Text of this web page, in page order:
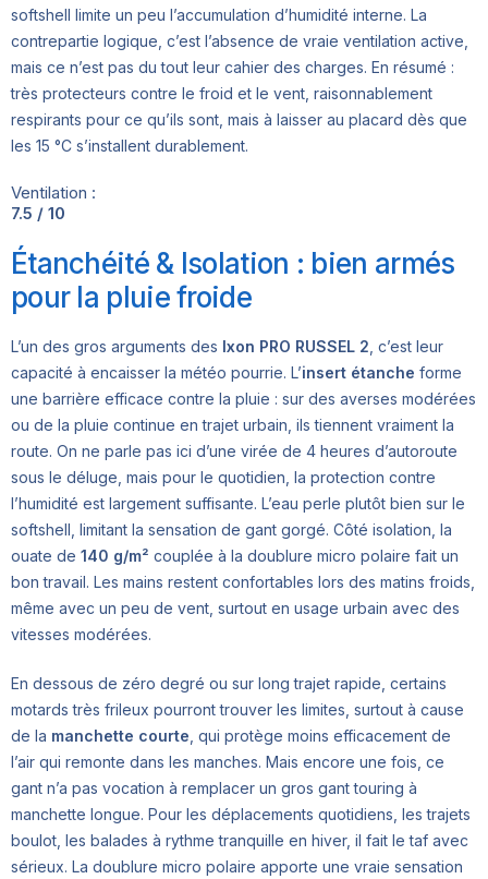
softshell limite un peu l’accumulation d’humidité interne. La
contrepartie logique, c’est l’absence de vraie ventilation active,
mais ce n’est pas du tout leur cahier des charges. En résumé :
très protecteurs contre le froid et le vent, raisonnablement
respirants pour ce qu’ils sont, mais à laisser au placard dès que
les 15 °C s’installent durablement.
Ventilation :
7.5 / 10
Étanchéité & Isolation : bien armés
pour la pluie froide
L’un des gros arguments des Ixon PRO RUSSEL 2 , c’est leur
capacité à encaisser la météo pourrie. L’insert étanche forme
une barrière efficace contre la pluie : sur des averses modérées
ou de la pluie continue en trajet urbain, ils tiennent vraiment la
route. On ne parle pas ici d’une virée de 4 heures d’autoroute
sous le déluge, mais pour le quotidien, la protection contre
l’humidité est largement suffisante. L’eau perle plutôt bien sur le
softshell, limitant la sensation de gant gorgé. Côté isolation, la
ouate de 140 g/m² couplée à la doublure micro polaire fait un
bon travail. Les mains restent confortables lors des matins froids,
même avec un peu de vent, surtout en usage urbain avec des
vitesses modérées.
En dessous de zéro degré ou sur long trajet rapide, certains
motards très frileux pourront trouver les limites, surtout à cause
de la manchette courte , qui protège moins efficacement de
l’air qui remonte dans les manches. Mais encore une fois, ce
gant n’a pas vocation à remplacer un gros gant touring à
manchette longue. Pour les déplacements quotidiens, les trajets
boulot, les balades à rythme tranquille en hiver, il fait le taf avec
sérieux. La doublure micro polaire apporte une vraie sensation